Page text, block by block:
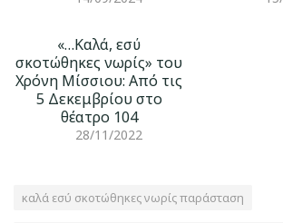
«…Kαλά, εσύ
σκοτώθηκες νωρίς» του
Χρόνη Μίσσιου: Από τις
5 Δεκεμβρίου στο
θέατρο 104
28/11/2022
καλά εσύ σκοτώθηκες νωρίς παράσταση